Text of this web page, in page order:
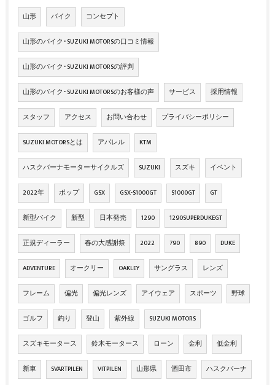
山形 バイク コンセプト
山形のバイク･SUZUKI MOTORSの口コミ情報
山形のバイク･SUZUKI MOTORSの評判
山形のバイク･SUZUKI MOTORSのお客様の声 サービス 採用情報
スタッフ アクセス お問い合わせ プライバシーポリシー
SUZUKI MOTORSとは アパレル KTM
ハスクバーナモーターサイクルズ SUZUKI スズキ イベント
2022年 ポップ GSX GSX-S1000GT S1000GT GT
新型バイク 新型 日本発売 1290 1290SUPERDUKEGT
正規ディーラー 春の大感謝祭 2022 790 890 DUKE
ADVENTURE オークリー OAKLEY サングラス レンズ
フレーム 偏光 偏光レンズ アイウェア スポーツ 野球
ゴルフ 釣り 登山 紫外線 SUZUKI MOTORS
スズキモータース 鈴木モータース ローン 金利 低金利
新車 SVARTPILEN VITPILEN 山形県 酒田市 ハスクバーナ